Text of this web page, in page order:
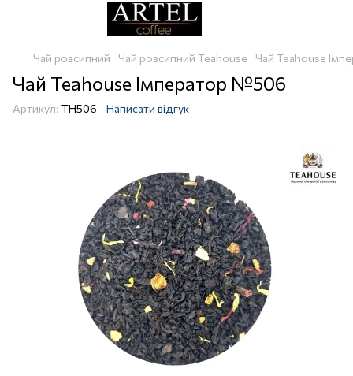
Чай розсипний Чай розсипний Teahouse Чай Teahouse
Чай Teahouse Імператор №506
Артикул: TH506 Написати відгук